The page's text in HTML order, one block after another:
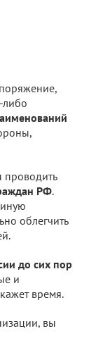
либо
РФ.
облегчить
до сих пор
и
время.
вы